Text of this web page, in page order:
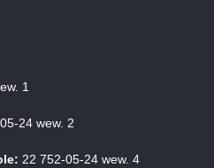
1
24 wew. 2
22 752-05-24 wew. 4